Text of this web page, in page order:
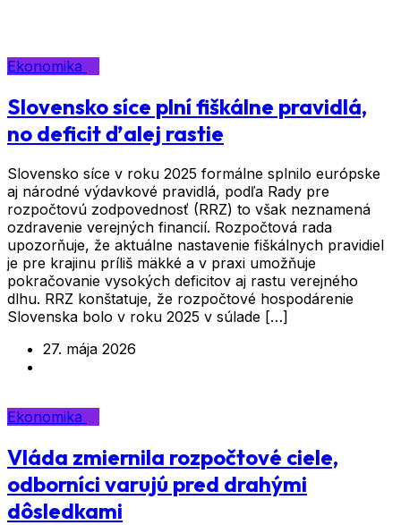
Ekonomika
Slovensko síce plní fiškálne pravidlá,
no deficit ďalej rastie
Slovensko síce v roku 2025 formálne splnilo európske
aj národné výdavkové pravidlá, podľa Rady pre
rozpočtovú zodpovednosť (RRZ) to však neznamená
ozdravenie verejných financií. Rozpočtová rada
upozorňuje, že aktuálne nastavenie fiškálnych pravidiel
je pre krajinu príliš mäkké a v praxi umožňuje
pokračovanie vysokých deficitov aj rastu verejného
dlhu. RRZ konštatuje, že rozpočtové hospodárenie
Slovenska bolo v roku 2025 v súlade […]
27. mája 2026
Ekonomika
Vláda zmiernila rozpočtové ciele,
odborníci varujú pred drahými
dôsledkami